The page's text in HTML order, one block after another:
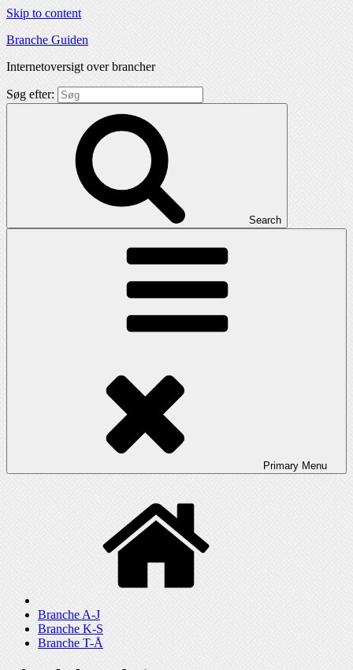
Skip to content
Branche Guiden
Internetoversigt over brancher
Søg efter:
Search
Primary Menu
Branche A-J
Branche K-S
Branche T-Å